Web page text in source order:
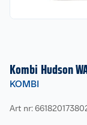
Kombi Hudson
KOMBI
Art nr: